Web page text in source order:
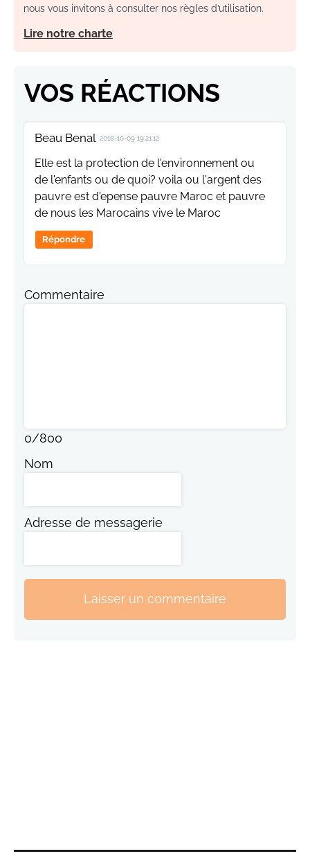
nous vous invitons à consulter nos règles d’utilisation.
Lire notre charte
VOS RÉACTIONS
Beau Benal 2018-10-09 19:21:12
Elle est la protection de l'environnement ou
de l'enfants ou de quoi? voila ou l'argent des
pauvre est d'epense pauvre Maroc et pauvre
de nous les Marocains vive le Maroc
Répondre
Commentaire
0/800
Nom
Adresse de messagerie
Laisser un commentaire